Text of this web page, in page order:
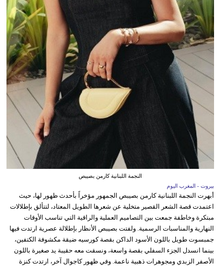
النجمة اللبنانية كارمن بصيبص
بيروت - المغرب اليوم
أبهرت النجمة اللبنانية كارمن بصيبص الجمهور مؤخراً بأحدث ظهور لها، حيث
اعتمدت قصة الشعر القصير متخلية عن شعرها الطويل المعتاد، لتتألق بإطلالات
مبتكرة وخاطفة جمعت بين التصاميم العملية والراقية التي تناسب الأوقات
النهارية والمناسبات الرسمية. ولفتت بصيبص الأنظار بإطلالة عصرية ارتدت فيها
جمبسوت طويل باللون الأسود الداكن بقصة كورسيه ضيقة مكشوفة الكتفين،
بينما انسدل الجزء السفلي بقصة واسعة، ونسقت معه حقيبة يد صغيرة باللون
الأصفر الزبدي ومجوهرات ذهبية ناعمة. وفي ظهور كاجوال آخر، ارتدت كنزة